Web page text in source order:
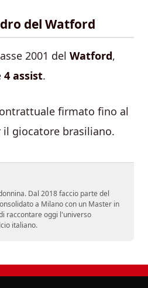
del Watford
2001 del Watford,
4 assist.
firmato fino al
giocatore brasiliano.
Dal 2018 faccio parte del
a Milano con un Master in
raccontare oggi l'universo
italiano.